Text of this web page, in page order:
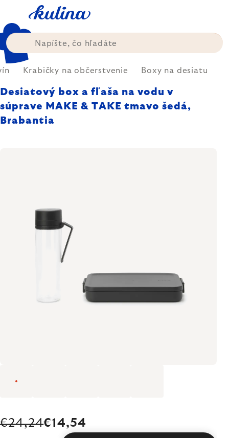
obsah
Krabičky na občerstvenie Boxy na desiatu
Desiatový box a fľaša na vodu v
súprave MAKE & TAKE tmavo šedá,
Brabantia
€24,24€14,54